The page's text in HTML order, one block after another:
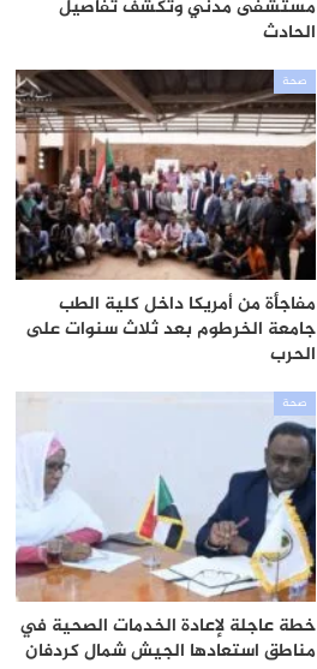
مستشفى مدني وتكشف تفاصيل
الحادث
صحة
مفاجأة من أمريكا داخل كلية الطب
جامعة الخرطوم بعد ثلاث سنوات على
الحرب
صحة
خطة عاجلة لإعادة الخدمات الصحية في
مناطق استعادها الجيش شمال كردفان